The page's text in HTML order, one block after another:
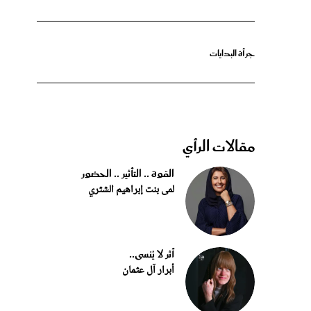
جرأة البدايات
مقالات الرأي
القوة .. التأثير .. الحضور
لمى بنت إبراهيم الشثري
أثر لا يُنسى..
أبرار آل عثمان